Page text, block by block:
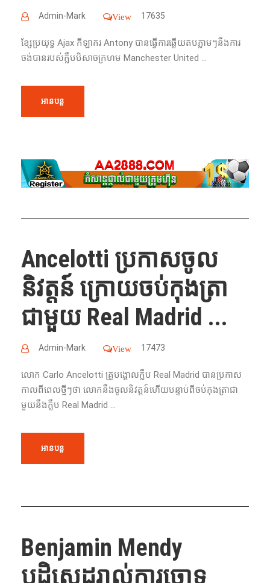
Admin-Mark View 17635
ខ្សែប្រយុទ្ធ​ Ajax កីឡាករ Antony បាន​ធ្វើ​ការ​ឆ្លើយ​​តបភ្លាមៗ​នឹង​ការ​
ចង់​បាន​របស់​ក្លឹបបិសាចក្រហម​ Manchester United ​​...
អានបន្ត
Ancelotti ប្រកាស​ចូល​
និវត្តន៍​​ ក្រោយ​ចប់​កុងត្រា
ជាមួយ​ Real Madrid ...
Admin-Mark View 17473
លោក​ Carlo Ancelotti គ្រូបង្គោល​ក្លឹប​ Real Madrid បាន​ប្រកាស
កាលពីពេលថ្មីៗថា​ លោក​នឹងចូល​និវត្តន៍​ហើយ​បន្ទាប់​ពី​ចប់​កុងត្រាជា​
មួយ​នឹង​ក្លឹប​ Real Madrid ...
អានបន្ត
Benjamin Mendy
បដិសេដ​រាល់​ការ​ចោទ​